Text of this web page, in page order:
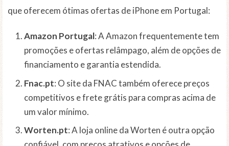
que oferecem ótimas ofertas de iPhone em Portugal:
Amazon Portugal: A Amazon frequentemente tem
promoções e ofertas relâmpago, além de opções de
financiamento e garantia estendida.
Fnac.pt: O site da FNAC também oferece preços
competitivos e frete grátis para compras acima de
um valor mínimo.
Worten.pt: A loja online da Worten é outra opção